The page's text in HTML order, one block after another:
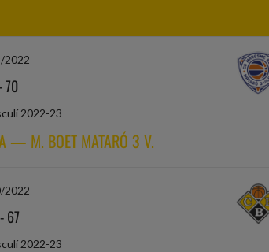
2022
70
2022-23
— M. BOET MATARÓ 3 V.
2022
-67
2022-23